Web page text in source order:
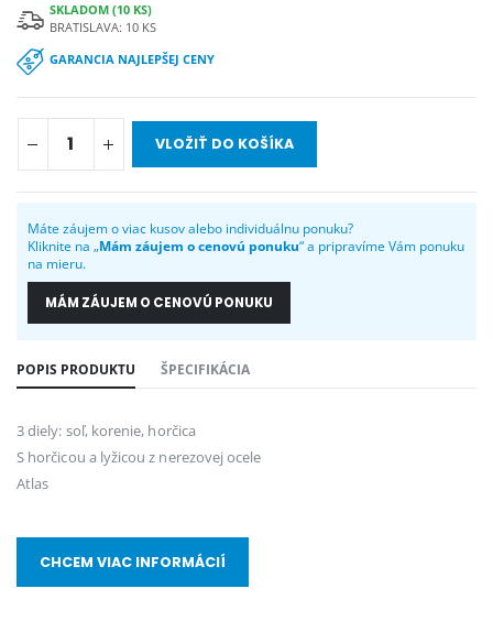
SKLADOM (10 KS)
BRATISLAVA: 10 KS
GARANCIA NAJLEPŠEJ CENY
VLOŽIŤ DO KOŠÍKA
Máte záujem o viac kusov alebo individuálnu ponuku?
Kliknite na „Mám záujem o cenovú ponuku“ a pripravíme Vám ponuku
na mieru.
MÁM ZÁUJEM O CENOVÚ PONUKU
POPIS PRODUKTU ŠPECIFIKÁCIA
3 diely: soľ, korenie, horčica
S horčicou a lyžicou z nerezovej ocele
Atlas
CHCEM VIAC INFORMÁCIÍ